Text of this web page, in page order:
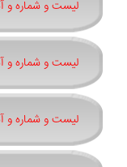
لیست و شماره و
لیست و شماره و
لیست و شماره و